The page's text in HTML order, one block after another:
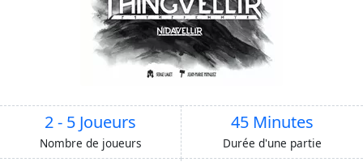
2 - 5 Joueurs
Nombre de joueurs
45 Minutes
Durée d'une partie